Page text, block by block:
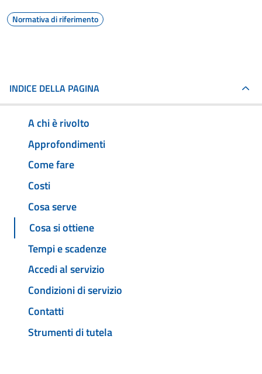
Normativa di riferimento
INDICE DELLA PAGINA
A chi è rivolto
Approfondimenti
Come fare
Costi
Cosa serve
Cosa si ottiene
Tempi e scadenze
Accedi al servizio
Condizioni di servizio
Contatti
Strumenti di tutela